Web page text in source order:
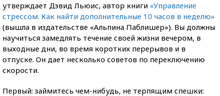
утверждает Дэвид Льюис, автор книги «Управление
стрессом. Как найти дополнительные 10 часов в неделю»
(вышла в издательстве «Альпина Паблишер»). Вы должны
научиться замедлять течение своей жизни вечером, в
выходные дни, во время коротких перерывов и в
отпуске. Он дает несколько советов по переключению
скорости.
Первый: займитесь чем-нибудь, не терпящим спешки: